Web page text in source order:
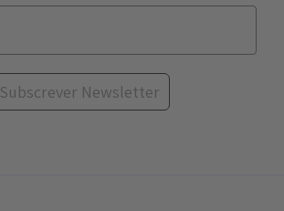
Subscrever Newsletter